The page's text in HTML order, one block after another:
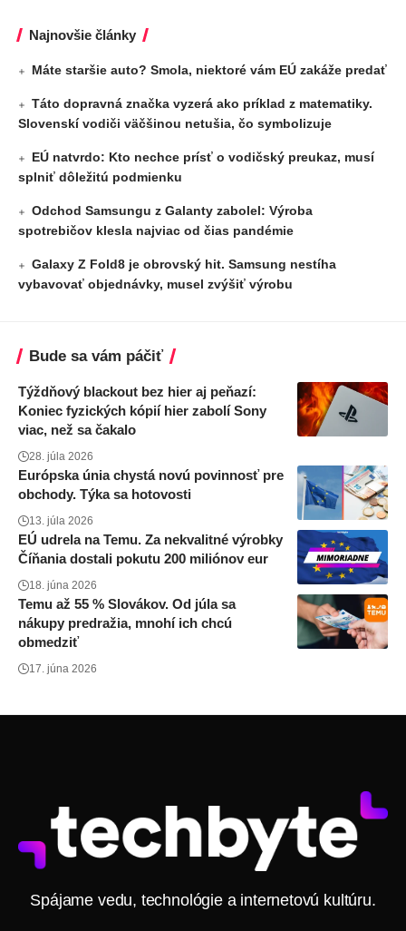
Najnovšie články
Máte staršie auto? Smola, niektoré vám EÚ zakáže predať
Táto dopravná značka vyzerá ako príklad z matematiky.
Slovenskí vodiči väčšinou netušia, čo symbolizuje
EÚ natvrdo: Kto nechce prísť o vodičský preukaz, musí
splniť dôležitú podmienku
Odchod Samsungu z Galanty zabolel: Výroba
spotrebičov klesla najviac od čias pandémie
Galaxy Z Fold8 je obrovský hit. Samsung nestíha
vybavovať objednávky, musel zvýšiť výrobu
Bude sa vám páčiť
Týždňový blackout bez hier aj peňazí:
Koniec fyzických kópií hier zabolí Sony
viac, než sa čakalo
28. júla 2026
Európska únia chystá novú povinnosť pre
obchody. Týka sa hotovosti
13. júla 2026
EÚ udrela na Temu. Za nekvalitné výrobky
Číňania dostali pokutu 200 miliónov eur
18. júna 2026
Temu až 55 % Slovákov. Od júla sa
nákupy predražia, mnohí ich chcú
obmedziť
17. júna 2026
Spájame vedu, technológie a internetovú kultúru.